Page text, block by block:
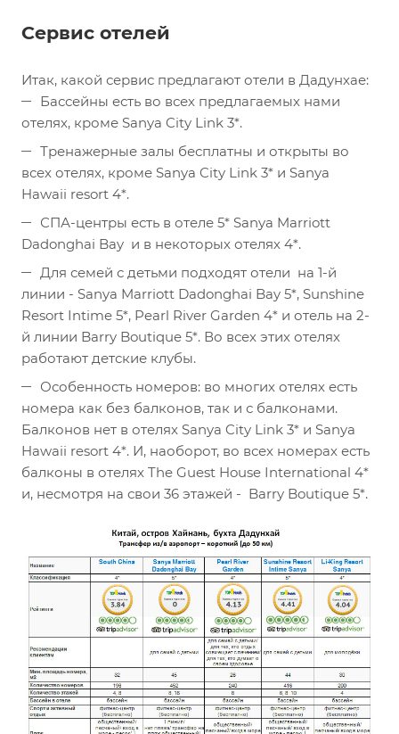
Сервис отелей
Итак, какой сервис предлагают отели в Дадунхае:
Бассейны есть во всех предлагаемых нами
отелях, кроме Sanya City Link 3*.
Тренажерные залы бесплатны и открыты во
всех отелях, кроме Sanya City Link 3* и Sanya
Hawaii resort 4*.
СПА-центры есть в отеле 5* Sanya Marriott
Dadonghai Bay и в некоторых отелях 4*.
Для семей с детьми подходят отели на 1-й
линии - Sanya Marriott Dadonghai Bay 5*, Sunshine
Resort Intime 5*, Pearl River Garden 4* и отель на 2-
й линии Barry Boutique 5*. Во всех этих отелях
работают детские клубы.
Особенность номеров: во многих отелях есть
номера как без балконов, так и с балконами.
Балконов нет в отелях Sanya City Link 3* и Sanya
Hawaii resort 4*. И, наоборот, во всех номерах есть
балконы в отелях The Guest House International 4*
и, несмотря на свои 36 этажей - Barry Boutique 5*.